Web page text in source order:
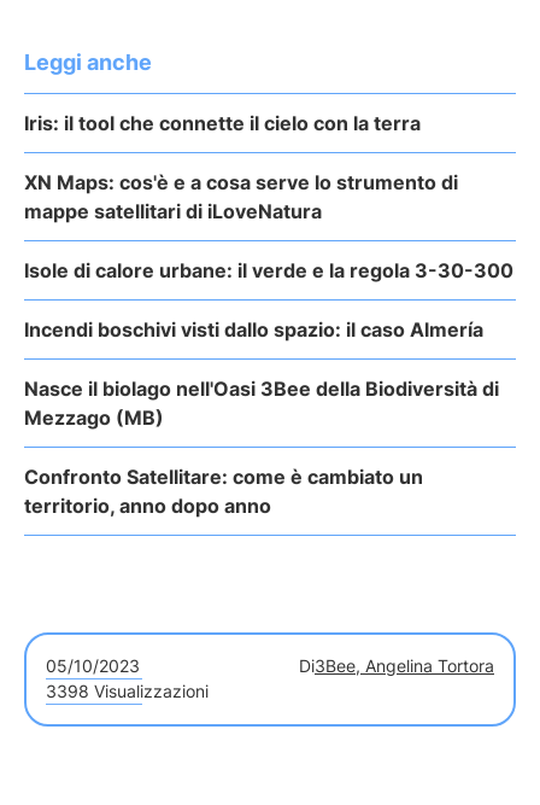
Leggi anche
Iris: il tool che connette il cielo con la terra
XN Maps: cos'è e a cosa serve lo strumento di
mappe satellitari di iLoveNatura
Isole di calore urbane: il verde e la regola 3-30-300
Incendi boschivi visti dallo spazio: il caso Almería
Nasce il biolago nell'Oasi 3Bee della Biodiversità di
Mezzago (MB)
Confronto Satellitare: come è cambiato un
territorio, anno dopo anno
05/10/2023 Di3Bee, Angelina Tortora
3398 Visualizzazioni